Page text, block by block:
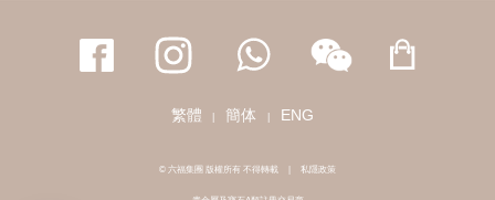
繁體 簡体 ENG
© 六福集團 版權所有 不得轉載 | 私隱政策